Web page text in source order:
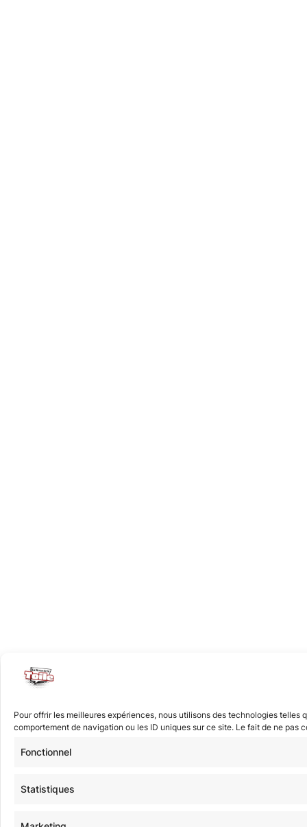
Pour offrir les meilleures expériences, nous utilisons des technologies
comportement de navigation ou les ID uniques sur ce site. Le fait de ne
Fonctionnel
Statistiques